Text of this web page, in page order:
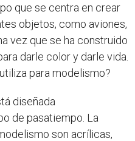
que se centra en crear
objetos, como aviones,
vez que se ha construido
darle color y darle vida.
para modelismo?
diseñada
de pasatiempo. La
son acrílicas,